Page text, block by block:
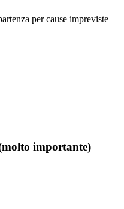
per cause impreviste
importante)